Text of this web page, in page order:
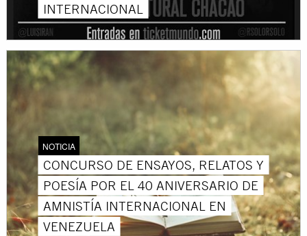
INTERNACIONAL
NOTICIA
CONCURSO DE ENSAYOS, RELATOS Y
POESÍA POR EL 40 ANIVERSARIO DE
AMNISTÍA INTERNACIONAL EN
VENEZUELA